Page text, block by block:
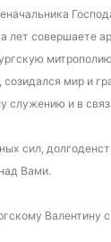
лет совершаете
мир и
служению и в
сил,
Вами.
Валентину с